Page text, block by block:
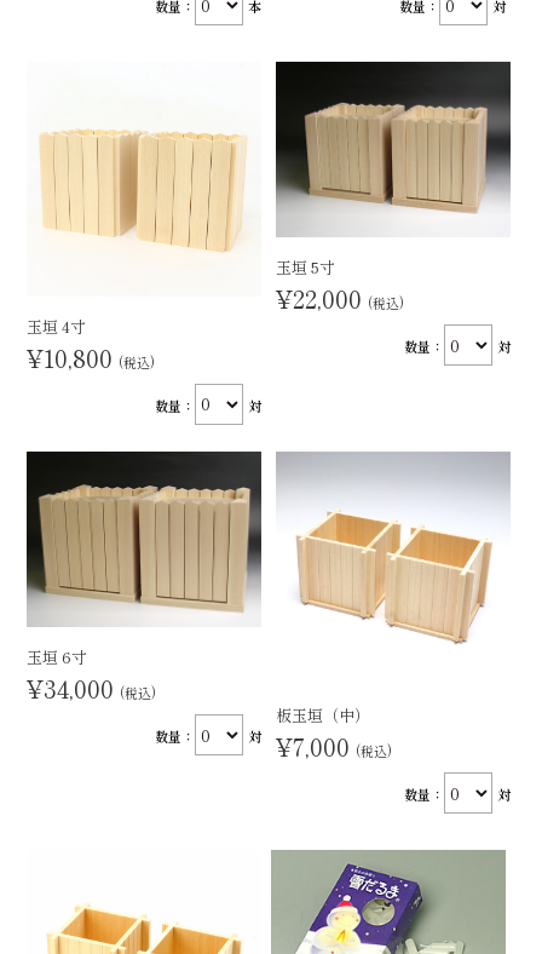
数量： 本 数量： 対
玉垣 4寸
¥10,800 (税込)
数量： 対
玉垣 5寸
¥22,000 (税込)
数量： 対
玉垣 6寸
¥34,000 (税込)
数量： 対
板玉垣（中）
¥7,000 (税込)
数量： 対